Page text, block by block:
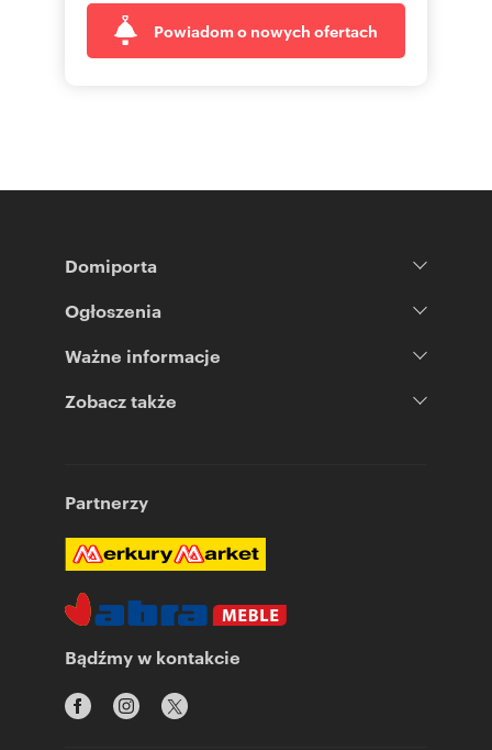
Powiadom o nowych ofertach
Domiporta
Ogłoszenia
Ważne informacje
Zobacz także
Partnerzy
Bądźmy w kontakcie